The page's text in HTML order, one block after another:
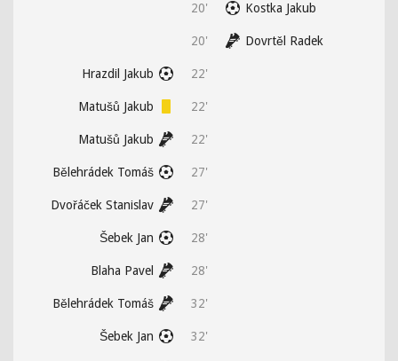
20' Kostka Jakub
20' Dovrtěl Radek
Hrazdil Jakub 22'
Matušů Jakub 22'
Matušů Jakub 22'
Bělehrádek Tomáš 27'
Dvořáček Stanislav 27'
Šebek Jan 28'
Blaha Pavel 28'
Bělehrádek Tomáš 32'
Šebek Jan 32'